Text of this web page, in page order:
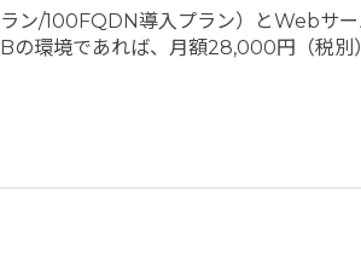
/100FQDN導入プラン）とWebサー
環境であれば、月額28,000円（税別